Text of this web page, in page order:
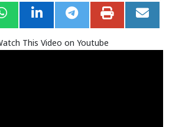
This Video on Youtube